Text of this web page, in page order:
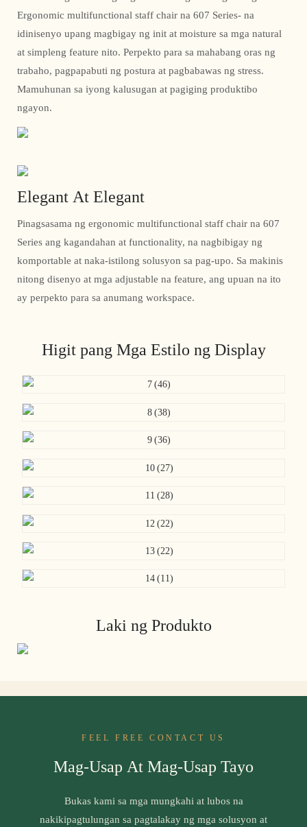
Ergonomic multifunctional staff chair na 607 Series- na
idinisenyo upang magbigay ng init at moisture sa mga natural
at simpleng feature nito. Perpekto para sa mahabang oras ng
trabaho, pagpapabuti ng postura at pagbabawas ng stress.
Mamuhunan sa iyong kalusugan at pagiging produktibo
ngayon.
Elegant At Elegant
Pinagsasama ng ergonomic multifunctional staff chair na 607
Series ang kagandahan at functionality, na nagbibigay ng
komportable at naka-istilong solusyon sa pag-upo. Sa makinis
nitong disenyo at mga adjustable na feature, ang upuan na ito
ay perpekto para sa anumang workspace.
Higit pang Mga Estilo ng Display
Laki ng Produkto
FEEL FREE CONTACT US
Mag-Usap At Mag-Usap Tayo
Bukas kami sa mga mungkahi at lubos na
nakikipagtulungan sa pagtalakay ng mga solusyon at